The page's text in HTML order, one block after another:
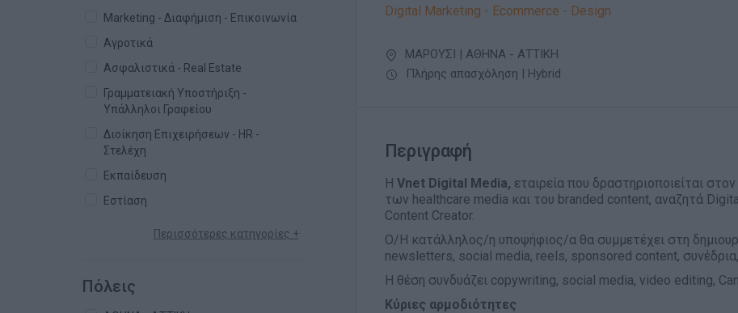
Marketing - Διαφήμιση - Επικοινωνία
Αγροτικά
Ασφαλιστικά - Real Estate
Γραμματειακή Υποστήριξη -
Υπάλληλοι Γραφείου
Διοίκηση Επιχειρήσεων - HR -
Στελέχη
Εκπαίδευση
Εστίαση
Περισσότερες κατηγορίες +
Πόλεις
Digital Marketing - Ecommerce - Design
ΜΑΡΟΥΣΙ | ΑΘΗΝΑ - ΑΤΤΙΚΗ
Πλήρης απασχόληση | Hybrid
Περιγραφή
Η Vnet Digital Media, εταιρεία που δραστηριοποιείται
των healthcare media και του branded content, αναζητά
Content Creator.
Ο/Η κατάλληλος/η υποψήφιος/α θα συμμετέχει στη
newsletters, social media, reels, sponsored content,
Η θέση συνδυάζει copywriting, social media, video editing,
Κύριες αρμοδιότητες